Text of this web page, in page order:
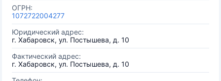
ОГРН:
1072722004277
Юридический адрес:
г. Хабаровск, ул. Постышева, д. 10
Фактический адрес:
г. Хабаровск, ул. Постышева, д. 10